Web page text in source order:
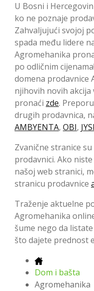
U Bosni i
ko ne poznaje
Zahvaljujući svojoj
spada među lidere
Agromehanika
po odličnim
domena prodavnice
njihovih novih akcija
pronaći zde.
drugih prodavnica,
AMBYENTA, OBI,
Zvanične stranice
prodavnici. Ako
našoj web stranici,
stranicu prodavnice
Traženje aktuelne
Agromehanika
šume nego da
što dajete prednost
Dom i bašta
Agromehanika